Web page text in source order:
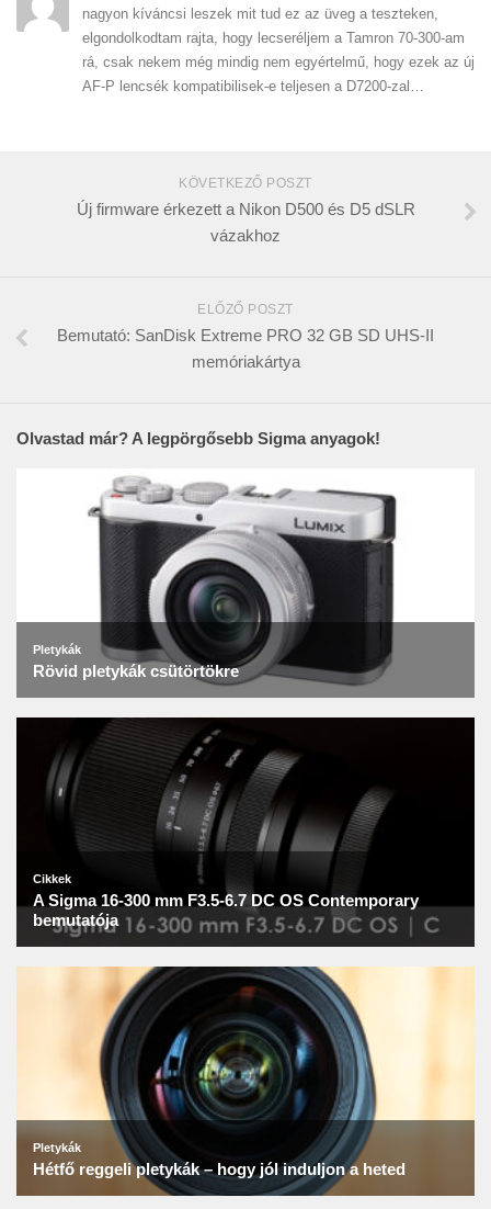
nagyon kíváncsi leszek mit tud ez az üveg a teszteken,
elgondolkodtam rajta, hogy lecseréljem a Tamron 70-300-am
rá, csak nekem még mindig nem egyértelmű, hogy ezek az új
AF-P lencsék kompatibilisek-e teljesen a D7200-zal…
KÖVETKEZŐ POSZT
Új firmware érkezett a Nikon D500 és D5 dSLR
vázakhoz
ELŐZŐ POSZT
Bemutató: SanDisk Extreme PRO 32 GB SD UHS-II
memóriakártya
Olvastad már? A legpörgősebb Sigma anyagok!